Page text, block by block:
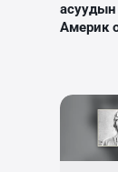
асуудын
Америк